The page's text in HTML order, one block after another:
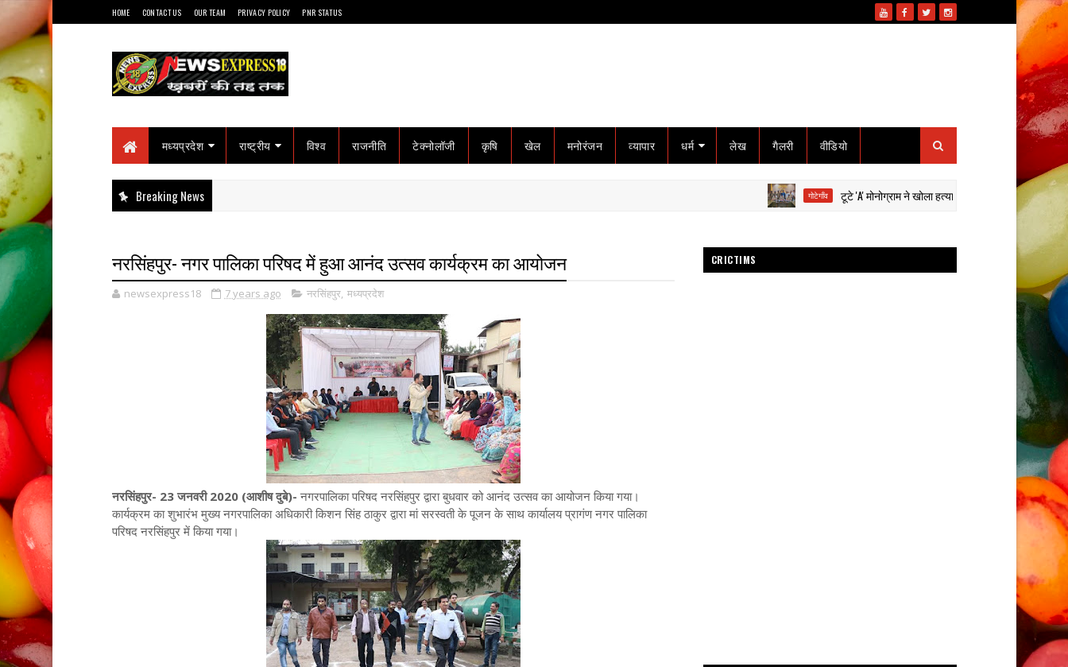
HOME CONTACT US OUR TEAM PRIVACY POLICY PNR STATUS
मध्यप्रदेश राष्ट्रीय विश्व राजनीति टेक्नोलॉजी कृषि खेल मनोरंजन व्यापार धर्म लेख गैलरी वीडियो
Breaking News गोटेगाँव टूटे 'A' मोनोग्राम ने खोला हत्या का राज: हाईवा से कुचलकर सड़क हादसा
नरसिंहपुर- नगर पालिका परिषद में हुआ आनंद उत्सव कार्यक्रम का आयोजन
newsexpress18 7 years ago नरसिंहपुर, मध्यप्रदेश
नरसिंहपुर- 23 जनवरी 2020 (आशीष दुबे)- नगरपालिका परिषद नरसिंहपुर द्वारा बुधवार को आनंद उत्सव का आयोजन किया गया।
कार्यक्रम का शुभारंभ मुख्य नगरपालिका अधिकारी किशन सिंह ठाकुर द्वारा मां सरस्वती के पूजन के साथ कार्यालय प्रागंण नगर पालिका
परिषद नरसिंहपुर में किया गया।
CRICTIMS